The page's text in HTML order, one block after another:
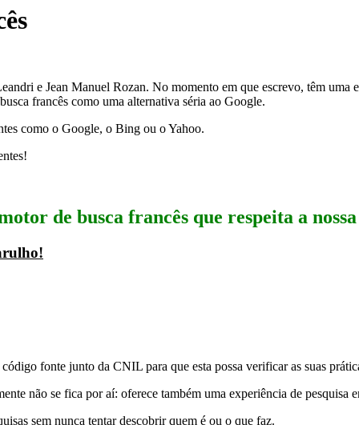
e Jean Manuel Rozan. No momento em que escrevo, têm uma
francês como uma alternativa séria ao Google.
como o Google, o Bing ou o Yahoo.
de busca francês que respeita a
fonte junto da CNIL para que esta possa verificar as suas
não se fica por aí: oferece também uma experiência de pesquisa
sem nunca tentar descobrir quem é ou o que faz.